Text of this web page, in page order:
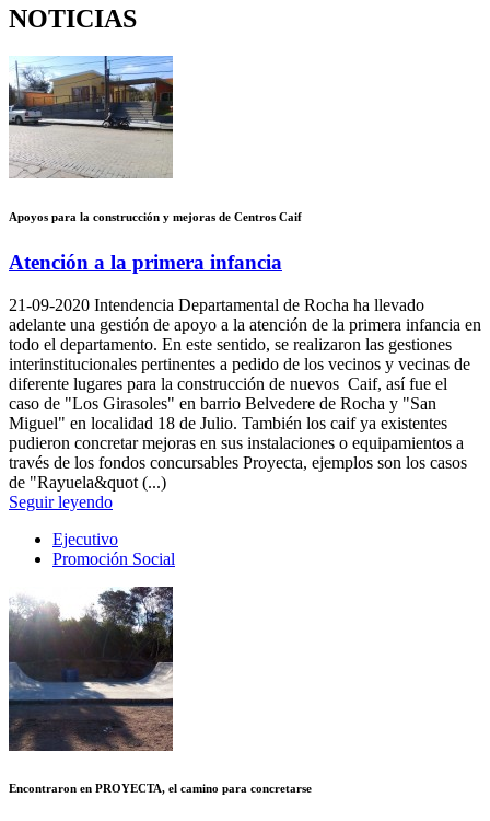
NOTICIAS
Apoyos para la construcción y mejoras de Centros Caif
Atención a la primera infancia
21-09-2020 Intendencia Departamental de Rocha ha llevado
adelante una gestión de apoyo a la atención de la primera infancia en
todo el departamento. En este sentido, se realizaron las gestiones
interinstitucionales pertinentes a pedido de los vecinos y vecinas de
diferente lugares para la construcción de nuevos Caif, así fue el
caso de "Los Girasoles" en barrio Belvedere de Rocha y "San
Miguel" en localidad 18 de Julio. También los caif ya existentes
pudieron concretar mejoras en sus instalaciones o equipamientos a
través de los fondos concursables Proyecta, ejemplos son los casos
de "Rayuela&quot (...)
Seguir leyendo
Ejecutivo
Promoción Social
Encontraron en PROYECTA, el camino para concretarse